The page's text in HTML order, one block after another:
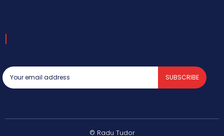
SUBSCRIBE
© Radu Tudor